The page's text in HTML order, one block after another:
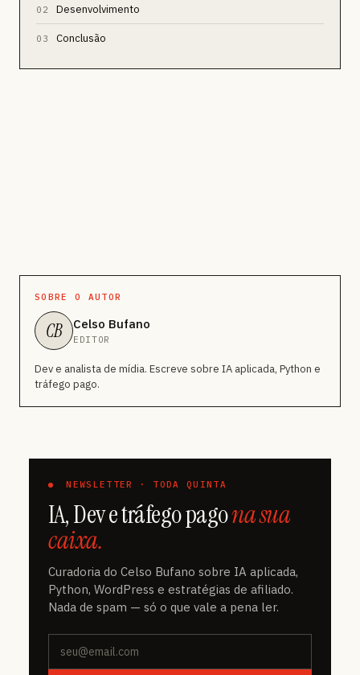
02 Desenvolvimento
03 Conclusão
SOBRE O AUTOR
CB Celso Bufano
EDITOR
Dev e analista de mídia. Escreve sobre IA aplicada, Python e
tráfego pago.
NEWSLETTER · TODA QUINTA
IA, Dev e tráfego pagona sua
caixa.
Curadoria do Celso Bufano sobre IA aplicada,
Python, WordPress e estratégias de afiliado.
Nada de spam — só o que vale a pena ler.